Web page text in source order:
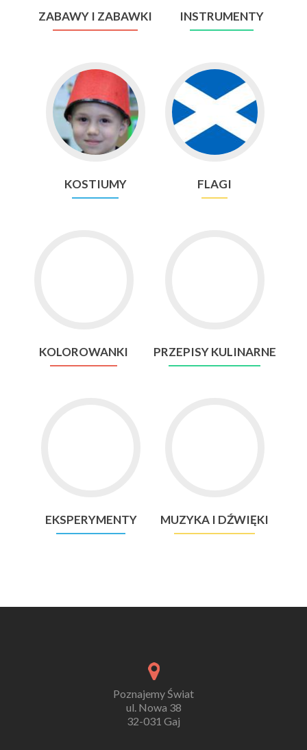
ZABAWY I ZABAWKI INSTRUMENTY
to
KOSTIUMY
KOSTIUMY
to
FLAGI
FLAGI
KOLOROWANKI PRZEPISY KULINARNE
EKSPERYMENTY MUZYKA I DŹWIĘKI
Poznajemy Świat
ul. Nowa 38
32-031 Gaj